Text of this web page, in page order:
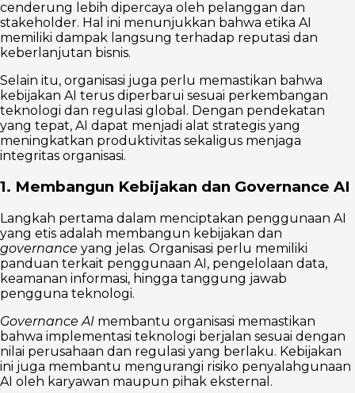
cenderung lebih dipercaya oleh pelanggan dan
stakeholder. Hal ini menunjukkan bahwa etika AI
memiliki dampak langsung terhadap reputasi dan
keberlanjutan bisnis.
Selain itu, organisasi juga perlu memastikan bahwa
kebijakan AI terus diperbarui sesuai perkembangan
teknologi dan regulasi global. Dengan pendekatan
yang tepat, AI dapat menjadi alat strategis yang
meningkatkan produktivitas sekaligus menjaga
integritas organisasi.
1. Membangun Kebijakan dan Governance AI
Langkah pertama dalam menciptakan penggunaan AI
yang etis adalah membangun kebijakan dan
governance yang jelas. Organisasi perlu memiliki
panduan terkait penggunaan AI, pengelolaan data,
keamanan informasi, hingga tanggung jawab
pengguna teknologi.
Governance AI membantu organisasi memastikan
bahwa implementasi teknologi berjalan sesuai dengan
nilai perusahaan dan regulasi yang berlaku. Kebijakan
ini juga membantu mengurangi risiko penyalahgunaan
AI oleh karyawan maupun pihak eksternal.